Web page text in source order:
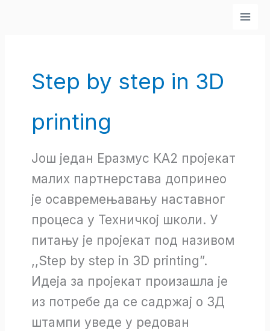
Step by step in 3D
printing
Још један Еразмус КА2 пројекат
малих партнерстава допринео
је осавремењавању наставног
процеса у Техничкој школи. У
питању је пројекат под називом
,,Step by step in 3D printing”.
Идеја за пројекат произашла је
из потребе да се садржај о 3Д
штампи уведе у редован